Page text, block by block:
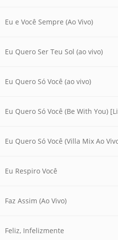
Eu e Você Sempre (Ao Vivo)
Eu Quero Ser Teu Sol (ao vivo)
Eu Quero Só Você (ao vivo)
Eu Quero Só Você (Be With You)
Eu Quero Só Você (Villa Mix Ao
Eu Respiro Você
Faz Assim (Ao Vivo)
Feliz, Infelizmente